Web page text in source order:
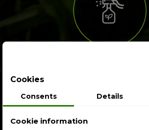
Cookies
Consents Details
Cookie information